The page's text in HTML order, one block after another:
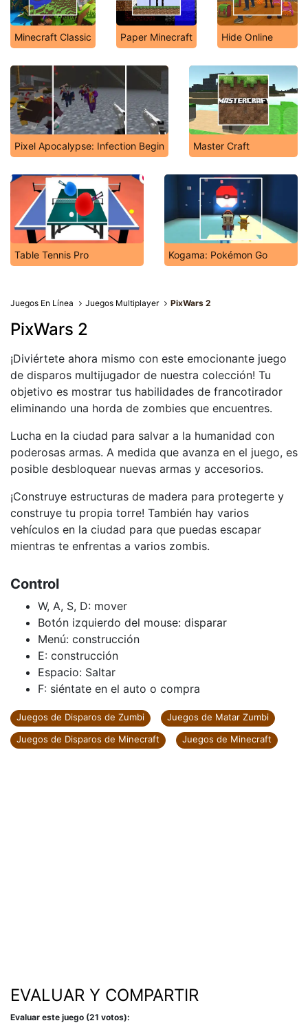
Minecraft Classic Paper Minecraft Hide Online
Pixel Apocalypse: Infection Begin Master Craft
Table Tennis Pro Kogama: Pokémon Go
Juegos En Línea Juegos Multiplayer PixWars 2
PixWars 2
¡Diviértete ahora mismo con este emocionante juego
de disparos multijugador de nuestra colección! Tu
objetivo es mostrar tus habilidades de francotirador
eliminando una horda de zombies que encuentres.
Lucha en la ciudad para salvar a la humanidad con
poderosas armas. A medida que avanza en el juego, es
posible desbloquear nuevas armas y accesorios.
¡Construye estructuras de madera para protegerte y
construye tu propia torre! También hay varios
vehículos en la ciudad para que puedas escapar
mientras te enfrentas a varios zombis.
Control
W, A, S, D: mover
Botón izquierdo del mouse: disparar
Menú: construcción
E: construcción
Espacio: Saltar
F: siéntate en el auto o compra
Juegos de Disparos de Zumbi
Juegos de Matar Zumbi
Juegos de Disparos de Minecraft
Juegos de Minecraft
EVALUAR Y COMPARTIR
Evaluar este juego (21 votos):